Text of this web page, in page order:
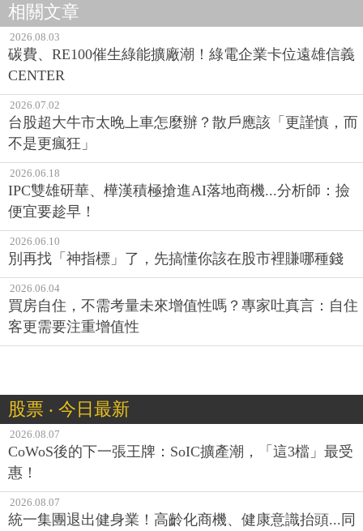
相關文章
2026.08.03
碳費、RE100催生綠能擴廠潮！綠電企業卡位遠雄信義
CENTER
2026.07.02
台股超大牛市太晚上車怎麼辦？散戶應該「更謹慎，而
不是更瘋狂」
2026.06.18
IPC雙雄研華、樺漢積極搶進AI落地商機...分析師：撿
便宜要趁早！
2026.06.10
別再找「神指標」了，先搞懂你該在股市裡賺哪種錢
2026.06.04
買房自住，不需考量未來增值性嗎？專家吐真言：自住
客更需要注重增值性
股票 ‧ 今日最新
2026.08.07
CoWoS後的下一張王牌：SoIC擴產潮，「這3檔」最受
惠！
2026.08.07
統一集團退出健身業！高齡化商機、健康意識抬頭...同